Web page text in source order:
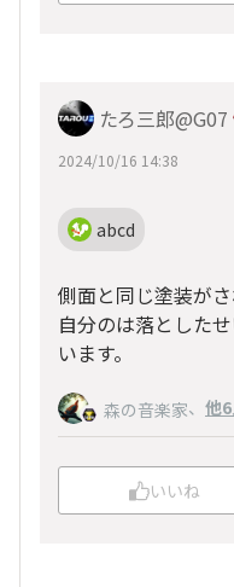
たろ三郎@G07
2024/10/16 14:38
abcd
側面と同じ塗装がさ
自分のは落とした
います。
森の音楽家、 他
いいね